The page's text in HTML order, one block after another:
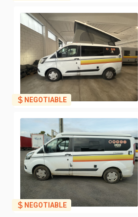
NEGOTIABLE
NEGOTIABLE